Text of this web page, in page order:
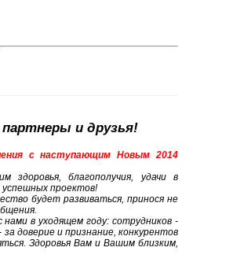
и друзья!
с наступающим Новым 2014
благополучия, удачи в
проектов!
будет развиваться, принося не
в уходящем году: сотрудников -
доверие и признание, конкурентов
Здоровья Вам и Вашим близким,